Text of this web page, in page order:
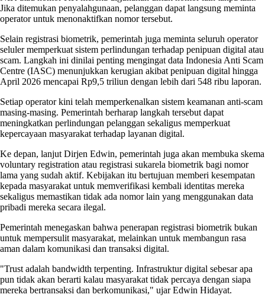
Jika ditemukan penyalahgunaan, pelanggan dapat langsung meminta
operator untuk menonaktifkan nomor tersebut.
Selain registrasi biometrik, pemerintah juga meminta seluruh operator
seluler memperkuat sistem perlindungan terhadap penipuan digital atau
scam. Langkah ini dinilai penting mengingat data Indonesia Anti Scam
Centre (IASC) menunjukkan kerugian akibat penipuan digital hingga
April 2026 mencapai Rp9,5 triliun dengan lebih dari 548 ribu laporan.
Setiap operator kini telah memperkenalkan sistem keamanan anti-scam
masing-masing. Pemerintah berharap langkah tersebut dapat
meningkatkan perlindungan pelanggan sekaligus memperkuat
kepercayaan masyarakat terhadap layanan digital.
Ke depan, lanjut Dirjen Edwin, pemerintah juga akan membuka skema
voluntary registration atau registrasi sukarela biometrik bagi nomor
lama yang sudah aktif. Kebijakan itu bertujuan memberi kesempatan
kepada masyarakat untuk memverifikasi kembali identitas mereka
sekaligus memastikan tidak ada nomor lain yang menggunakan data
pribadi mereka secara ilegal.
Pemerintah menegaskan bahwa penerapan registrasi biometrik bukan
untuk mempersulit masyarakat, melainkan untuk membangun rasa
aman dalam komunikasi dan transaksi digital.
"Trust adalah bandwidth terpenting. Infrastruktur digital sebesar apa
pun tidak akan berarti kalau masyarakat tidak percaya dengan siapa
mereka bertransaksi dan berkomunikasi," ujar Edwin Hidayat.